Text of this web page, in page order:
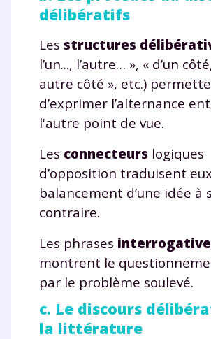
délibératifs
Les structures
l’un..., l’autre… », « d’un
autre côté », etc.)
d’exprimer l’alternance
l'autre point de vue.
Les connecteurs logiques
d’opposition traduisent
balancement d’une idée à
contraire.
Les phrases
montrent le
par le problème soulevé.
c. Le discours
la littérature